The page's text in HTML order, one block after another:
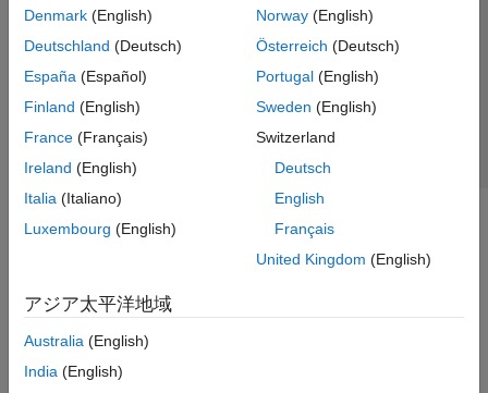
Denmark (English)
Deutschland (Deutsch)
España (Español)
Finland (English)
France (Français)
Ireland (English)
Italia (Italiano)
Luxembourg (English)
Norway(English)
Österreich (Deutsch)
Portugal(English)
Sweden (English)
Switzerland
Deutsch
English
Français
United Kingdom (English)
アジア太平洋地域
Australia (English)
India (English)
違法コピー防止
アプリケーション ステータス
© 1994-2026 The MathWorks, Inc.